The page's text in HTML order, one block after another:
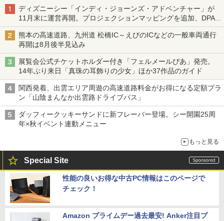
ディズニーシー「インディ・ジョーンズ・アドベンチャー」が
11月末に運営再開。プロジェクションマッピングを追加、DPA
は1500円
熊本の高速道路、九州道 松橋IC～えびのICなどの一般車両通行
再開は8月後半見込み
展覧会公式チケットホルダー付き「フェルメールぴあ」発売。
14年ぶり来日「真珠の耳飾りの少女」ほか37作品のガイド
関西発着、出雲エリア周遊の高速道路料金がお得になる定額プラ
ン「山陰まんなか出雲路ドライブパス」
ダッフィークッキーサンドに新フレーバー登場。シー開園25周
年×秋イベント連動メニュー
もっと見る
Special Site
性能の良いお得な中古PC情報はこのページで
チェック！
Amazon プライムデー過去最安! Anker注目プ